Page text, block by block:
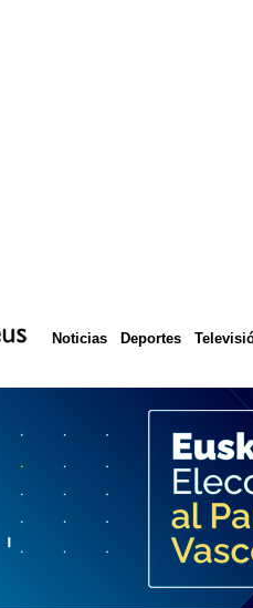
Noticias Deportes